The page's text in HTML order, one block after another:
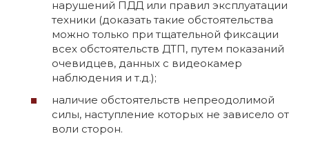
нарушений ПДД или правил эксплуатации
техники (доказать такие обстоятельства
можно только при тщательной фиксации
всех обстоятельств ДТП, путем показаний
очевидцев, данных с видеокамер
наблюдения и т.д.);
наличие обстоятельств непреодолимой
силы, наступление которых не зависело от
воли сторон.